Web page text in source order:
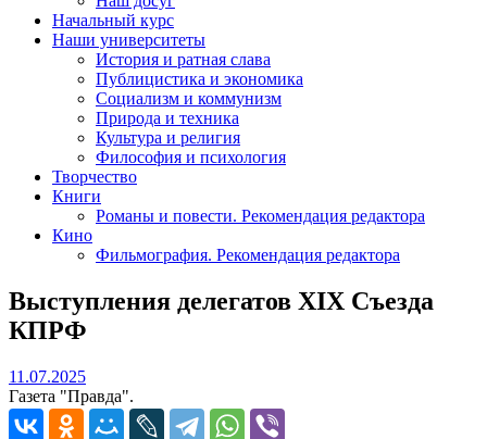
Начальный курс
Наши университеты
История и ратная слава
Публицистика и экономика
Социализм и коммунизм
Природа и техника
Культура и религия
Философия и психология
Творчество
Книги
Романы и повести. Рекомендация редактора
Кино
Фильмография. Рекомендация редактора
Выступления делегатов XIX Съезда
КПРФ
11.07.202511.07.2025
Газета "Правда".